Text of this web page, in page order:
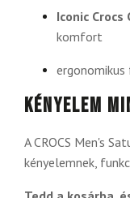
Iconic
komfort
Kényelem
A CROCS Men's
kényelemnek,